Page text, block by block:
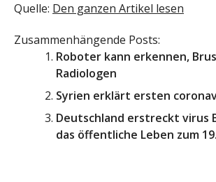
Quelle: Den ganzen Artikel lesen
Zusammenhängende Posts:
Roboter kann erkennen,
Radiologen
Syrien erklärt ersten
Deutschland erstreckt virus
das öffentliche Leben zum